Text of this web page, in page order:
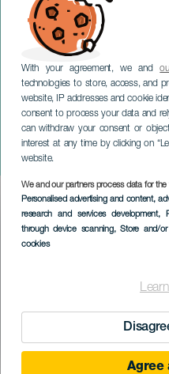
With your agreement, we and
technologies to store, access, and
website, IP addresses and cookie
consent to process your data and
can withdraw your consent or
interest at any time by clicking on
website.
We and our partners process data for
Personalised advertising and content,
research and services development,
through device scanning, Store and/
cookies
Agree
Chindia
TENERIFE
Imagen
Listado